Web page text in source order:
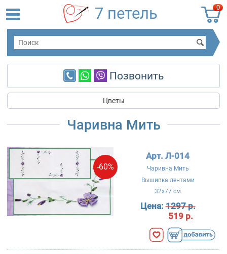
0
7 петель
Позвонить
Цветы
Чаривна Мить
-60%
Арт. Л-014
Чаривна Мить
Вышивка лентами
32x77 см
Цена:1297 р.
519 р.